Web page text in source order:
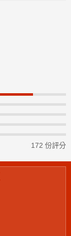
172 份評分